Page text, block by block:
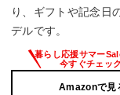
り、ギフトや記念日
デルです。
Amazonで見